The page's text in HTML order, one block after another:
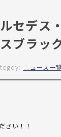
セデス
ブラッ
ニュース一
さい！！